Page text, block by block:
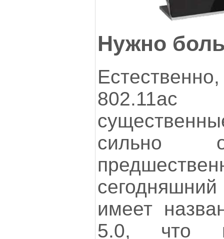
Нужно
сильно
имеет
5.0, что